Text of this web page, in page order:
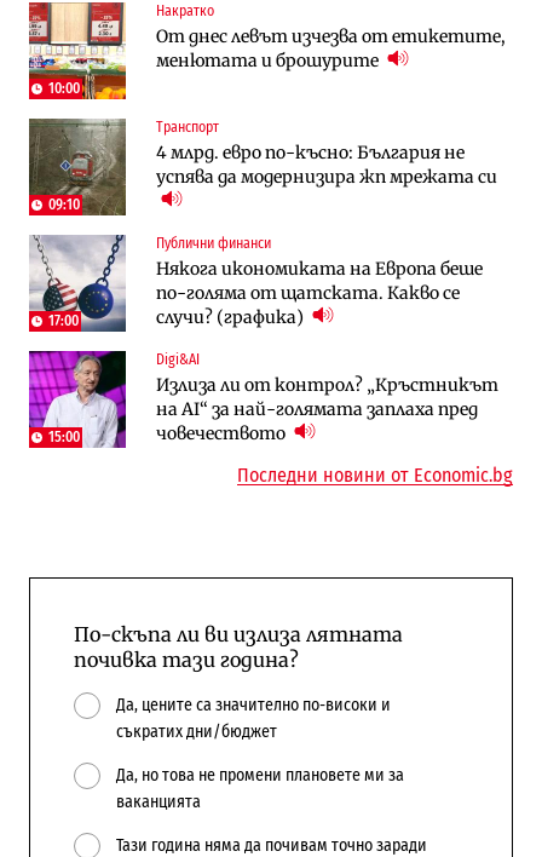
10:00
Накратко
От днес левът изчезва от етикетите,
менютата и брошурите
09:10
Транспорт
4 млрд. евро по-късно: България не
успява да модернизира жп мрежата си
17:00
Публични финанси
Някога икономиката на Европа беше
по-голяма от щатската. Какво се
случи? (графика)
15:00
Digi&AI
Излиза ли от контрол? „Кръстникът
на AI“ за най-голямата заплаха пред
човечеството
Компании
Vivacom предлага над 150 устройства с
90% отстъпка през август
Компании
„Ендуросат“ ще строи огромен
космически и отбранителен център в
Доброславци
Енергетика
Държавният ТЕЦ „Марица изток 2“
работи с 5 блока
Енергетика
АЕЦ „Козлодуй“ ще работи само още
няколко седмици, ако сушата продължи
Градоустройство
Столична община избра изпълнител за
преместването на трамвайното
Енергетика
Държавният ТЕЦ „Марица изток 2“
работи с 5 блока
Компании
„Ендуросат“ ще строи огромен
космически и отбранителен център в
Доброславци
Регулации
Лекарствата за редки болести
попадат в капан на обществените
поръчки?
Последни новини от Economic.bg
По-скъпа ли ви излиза лятната
почивка тази година?
Да, цените са значително по-високи и
съкратих дни/бюджет
Да, но това не промени плановете ми за
ваканцията
Тази година няма да почивам точно заради